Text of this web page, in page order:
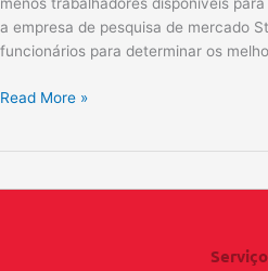
a empresa de pesquisa de mercado
funcionários para determinar os
Read More »